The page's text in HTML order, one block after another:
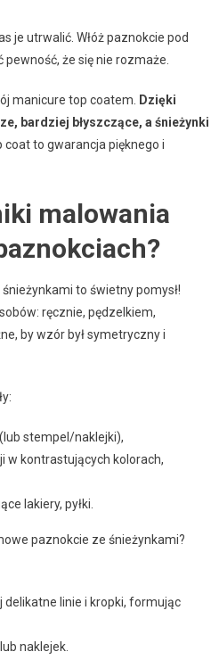
je utrwalić. Włóż paznokcie pod
że się nie rozmaże.
manicure top coatem.
Dzięki
bardziej błyszczące, a śnieżynki
coat to gwarancja pięknego i
malowania
to świetny pomysł!
ręcznie, pędzelkiem,
by wzór był symetryczny i
stempel/naklejki),
w kontrastujących kolorach,
lakiery, pyłki.
paznokcie ze śnieżynkami?
delikatne linie i kropki, formując
naklejek.